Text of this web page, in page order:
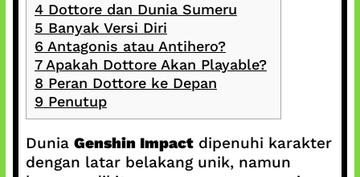
4Dottore dan Dunia Sumeru
5 Banyak Versi Diri
6 Antagonis atau Antihero?
7Apakah Dottore Akan Playable?
8 Peran Dottore ke Depan
9 Penutup
Dunia Genshin Impactdipenuhi karakter
dengan latar belakang unik, namun